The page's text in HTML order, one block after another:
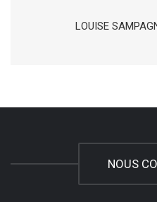
LOUISE
NOUS